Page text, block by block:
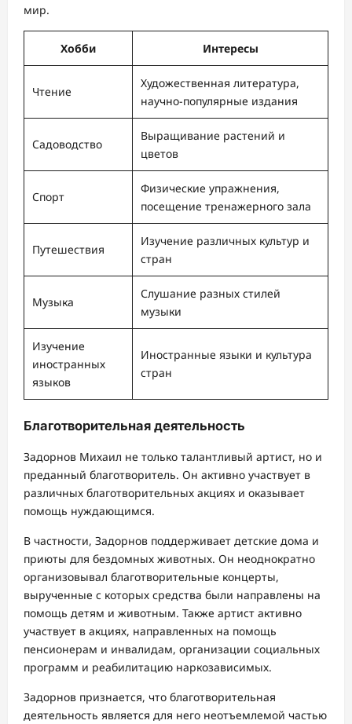
мир.
Хобби Интересы
Чтение
Художественная литература,
научно-популярные издания
Садоводство
Выращивание растений и
цветов
Спорт
Физические упражнения,
посещение тренажерного зала
Путешествия
Изучение различных культур и
стран
Музыка
Слушание разных стилей
музыки
Изучение
иностранных
языков
Иностранные языки и культура
стран
Благотворительная деятельность
Задорнов Михаил не только талантливый артист, но и
преданный благотворитель. Он активно участвует в
различных благотворительных акциях и оказывает
помощь нуждающимся.
В частности, Задорнов поддерживает детские дома и
приюты для бездомных животных. Он неоднократно
организовывал благотворительные концерты,
вырученные с которых средства были направлены на
помощь детям и животным. Также артист активно
участвует в акциях, направленных на помощь
пенсионерам и инвалидам, организации социальных
программ и реабилитацию наркозависимых.
Задорнов признается, что благотворительная
деятельность является для него неотъемлемой частью